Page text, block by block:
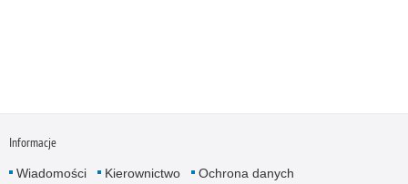
Informacje
Wiadomości Kierownictwo
Ochrona danych